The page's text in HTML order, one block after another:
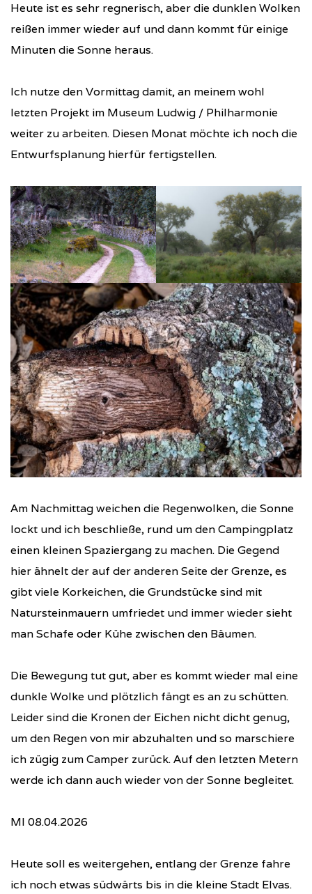
Heute ist es sehr regnerisch, aber die dunklen Wolken
reißen immer wieder auf und dann kommt für einige
Minuten die Sonne heraus.
Ich nutze den Vormittag damit, an meinem wohl
letzten Projekt im Museum Ludwig / Philharmonie
weiter zu arbeiten. Diesen Monat möchte ich noch die
Entwurfsplanung hierfür fertigstellen.
Am Nachmittag weichen die Regenwolken, die Sonne
lockt und ich beschließe, rund um den Campingplatz
einen kleinen Spaziergang zu machen. Die Gegend
hier ähnelt der auf der anderen Seite der Grenze, es
gibt viele Korkeichen, die Grundstücke sind mit
Natursteinmauern umfriedet und immer wieder sieht
man Schafe oder Kühe zwischen den Bäumen.
Die Bewegung tut gut, aber es kommt wieder mal eine
dunkle Wolke und plötzlich fängt es an zu schütten.
Leider sind die Kronen der Eichen nicht dicht genug,
um den Regen von mir abzuhalten und so marschiere
ich zügig zum Camper zurück. Auf den letzten Metern
werde ich dann auch wieder von der Sonne begleitet.
MI 08.04.2026
Heute soll es weitergehen, entlang der Grenze fahre
ich noch etwas südwärts bis in die kleine Stadt Elvas.